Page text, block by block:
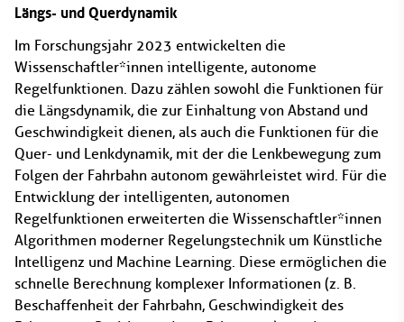
Längs- und Querdynamik
Im Forschungsjahr 2023 entwickelten die
Wissenschaftler*innen intelligente, autonome
Regelfunktionen. Dazu zählen sowohl die Funktionen für
die Längsdynamik, die zur Einhaltung von Abstand und
Geschwindigkeit dienen, als auch die Funktionen für die
Quer- und Lenkdynamik, mit der die Lenkbewegung zum
Folgen der Fahrbahn autonom gewährleistet wird. Für die
Entwicklung der intelligenten, autonomen
Regelfunktionen erweiterten die Wissenschaftler*innen
Algorithmen moderner Regelungstechnik um Künstliche
Intelligenz und Machine Learning. Diese ermöglichen die
schnelle Berechnung komplexer Informationen (z. B.
Beschaffenheit der Fahrbahn, Geschwindigkeit des